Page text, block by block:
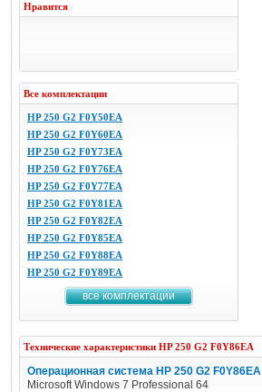
Нравится
Все комплектации
HP 250 G2 F0Y50EA
HP 250 G2 F0Y60EA
HP 250 G2 F0Y73EA
HP 250 G2 F0Y76EA
HP 250 G2 F0Y77EA
HP 250 G2 F0Y81EA
HP 250 G2 F0Y82EA
HP 250 G2 F0Y85EA
HP 250 G2 F0Y88EA
HP 250 G2 F0Y89EA
все комплектации
Технические характеристики HP 250 G2 F0Y86EA
Операционная система HP 250 G2 F0Y86EA
Microsoft Windows 7 Professional 64